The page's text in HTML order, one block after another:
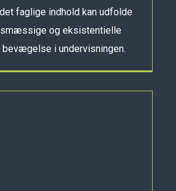
faglige indhold kan udfolde
og eksistentielle
i undervisningen.